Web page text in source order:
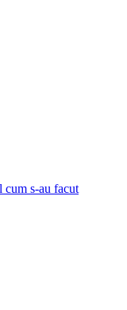
s-au facut